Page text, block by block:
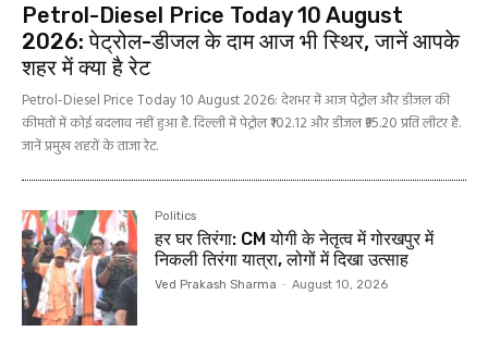
Petrol-Diesel Price Today 10 August
2026: पेट्रोल-डीजल के दाम आज भी स्थिर, जानें आपके
शहर में क्या है रेट
Petrol-Diesel Price Today 10 August 2026: देशभर में आज पेट्रोल और डीजल की
कीमतों में कोई बदलाव नहीं हुआ है. दिल्ली में पेट्रोल ₹102.12 और डीजल ₹95.20 प्रति लीटर है.
जानें प्रमुख शहरों के ताजा रेट.
Politics
हर घर तिरंगा: CM योगी के नेतृत्व में गोरखपुर में
निकली तिरंगा यात्रा, लोगों में दिखा उत्साह
Ved Prakash Sharma - August 10, 2026